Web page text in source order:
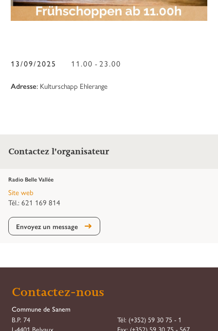
13/09/2025 11.00 -23.00
Adresse: Kulturschapp Ehlerange
Contactez l'organisateur
Radio Belle Vallée
Site web
Tél.: 621 169 814
Envoyez un message
Contactez-nous
Commune de Sanem
B.P. 74
L-4401 Belvaux
Tél: (+352) 59 30 75 - 1
Fax: (+352) 59 30 75 - 567